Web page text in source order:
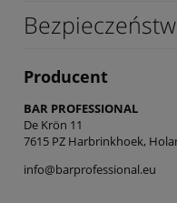
Producent
BAR PROFESSIONAL
De Krön 11
7615 PZ Harbrinkhoek,
info@barprofessional.eu